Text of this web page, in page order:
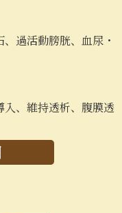
過活動膀胱、血尿・
、維持透析、腹膜透